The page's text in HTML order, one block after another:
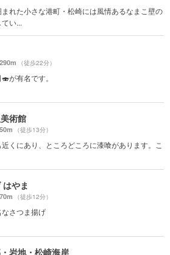
れた小さな港町・松崎には風情あるなまこ壁の
い...
（徒歩22分）
が有名です。
術館
（徒歩13分）
くにあり、ところどころに漆喰があります。こ
やま
（徒歩12分）
さつま揚げ
岩地・松崎海岸